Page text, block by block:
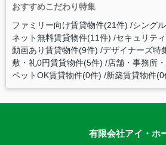
おすすめこだわり特集
ファミリー向け賃貸物件(21件) シング
ネット無料賃貸物件(11件) セキュリテ
動画あり賃貸物件(9件) デザイナーズ特
敷・礼0円賃貸物件(5件) 店舗・事務所
ペットOK賃貸物件(0件) 新築賃貸物件(0
有限会社アイ・ホ